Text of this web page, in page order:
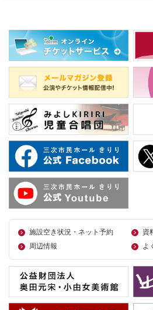
施設空き状況・ネット予約
資
周辺情報
よ